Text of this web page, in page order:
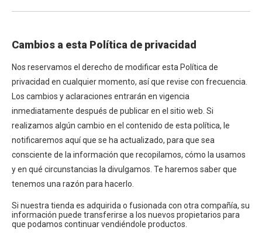
Cambios a esta Política de privacidad
Nos reservamos el derecho de modificar esta Política de
privacidad en cualquier momento, así que revise con frecuencia.
Los cambios y aclaraciones entrarán en vigencia
inmediatamente después de publicar en el sitio web. Si
realizamos algún cambio en el contenido de esta política, le
notificaremos aquí que se ha actualizado, para que sea
consciente de la información que recopilamos, cómo la usamos
y en qué circunstancias la divulgamos. Te haremos saber que
tenemos una razón para hacerlo.
Si nuestra tienda es adquirida o fusionada con otra compañía, su
información puede transferirse a los nuevos propietarios para
que podamos continuar vendiéndole productos.